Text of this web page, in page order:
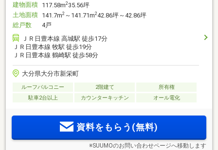
建物面積 117.58m2 35.56坪
土地面積 141.7m2 ～141.71m242.86坪～42.86坪
総戸数
4戸
ＪＲ日豊本線 高城駅 徒歩17分
ＪＲ日豊本線 牧駅 徒歩19分
ＪＲ日豊本線 鶴崎駅 徒歩58分
大分県大分市新栄町
ルーフバルコニー 2階建て
所有権
駐車2台以上
カウンターキッチン オール電化
資料をもらう(無料)
※SUUMOのお問い合わせページへ移動します